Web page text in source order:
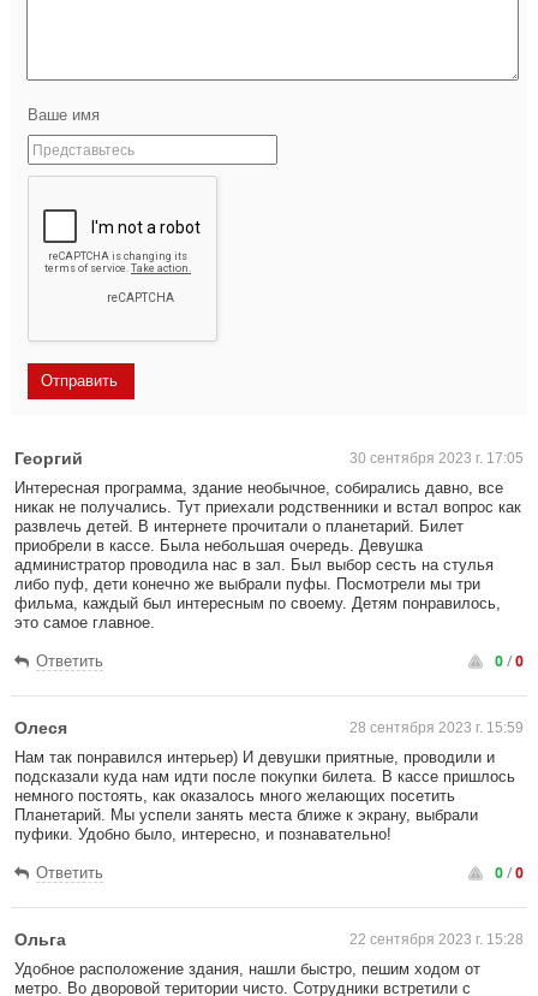
Ваше имя
Георгий 30 сентября 2023 г. 17:05
Интересная программа, здание необычное, собирались давно, все
никак не получались. Тут приехали родственники и встал вопрос как
развлечь детей. В интернете прочитали о планетарий. Билет
приобрели в кассе. Была небольшая очередь. Девушка
администратор проводила нас в зал. Был выбор сесть на стулья
либо пуф, дети конечно же выбрали пуфы. Посмотрели мы три
фильма, каждый был интересным по своему. Детям понравилось,
это самое главное.
Ответить 0/0
Олеся 28 сентября 2023 г. 15:59
Нам так понравился интерьер) И девушки приятные, проводили и
подсказали куда нам идти после покупки билета. В кассе пришлось
немного постоять, как оказалось много желающих посетить
Планетарий. Мы успели занять места ближе к экрану, выбрали
пуфики. Удобно было, интересно, и познавательно!
Ответить 0/0
Ольга 22 сентября 2023 г. 15:28
Удобное расположение здания, нашли быстро, пешим ходом от
метро. Во дворовой територии чисто. Сотрудники встретили с